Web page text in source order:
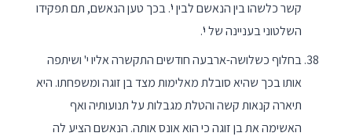
קשר כלשהו בין הנאשם לבין י'. בכך טען הנאשם, תם תפקידו
השלטוני בעניינה של י'.
בחלוף כשלושה-ארבעה חודשים התקשרה אליו י' ושיתפה
אותו בכך שהיא סובלת מאלימות מצד בן זוגה ומשפחתו. היא
תיארה קנאות קשה והטלת מגבלות על תנועותיה ואף
האשימה את בן זוגה כי הוא אונס אותה. הנאשם הציע לה